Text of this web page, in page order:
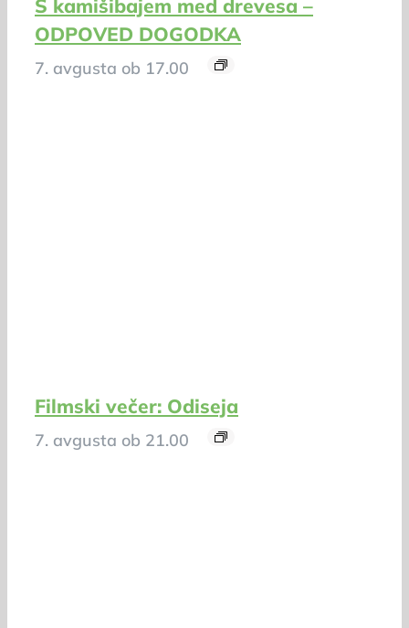
S kamišibajem med drevesa –
ODPOVED DOGODKA
7. avgusta ob 17.00
Filmski večer: Odiseja
7. avgusta ob 21.00